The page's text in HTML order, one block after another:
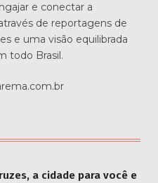
e conectar a
de reportagens de
e uma visão equilibrada
todo Brasil.
a cidade para você e